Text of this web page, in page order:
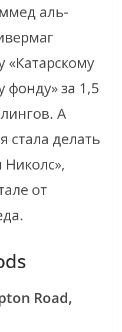
аль-
«Катарскому
за 1,5
А
стала делать
от
Road,